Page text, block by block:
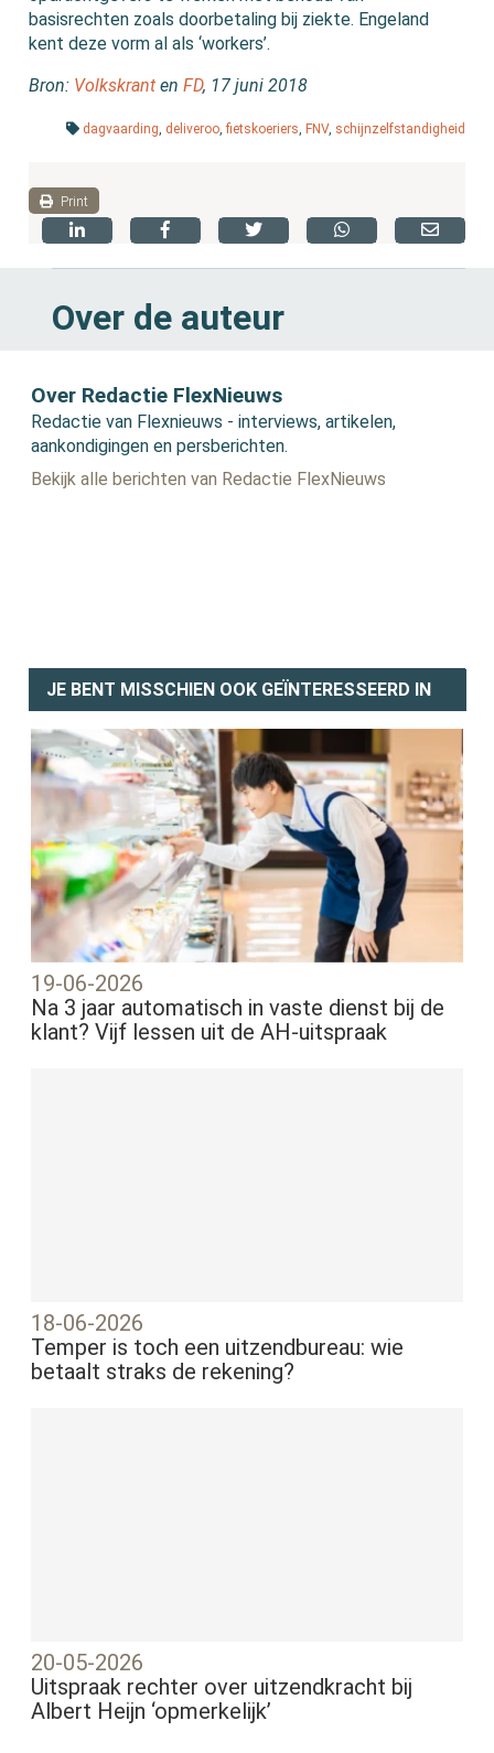
basisrechten zoals doorbetaling bij ziekte. Engeland
kent deze vorm al als ‘workers’.
Bron: Volkskrant enFD, 17 juni 2018
dagvaarding, deliveroo,fietskoeriers, FNV, schijnzelfstandigheid
Print
Over de auteur
Over Redactie FlexNieuws
Redactie van Flexnieuws - interviews, artikelen,
aankondigingen en persberichten.
Bekijk alle berichten van Redactie FlexNieuws
JE BENT MISSCHIEN OOK GEÏNTERESSEERD IN
19-06-2026
Na 3 jaar automatisch in vaste dienst bij de
klant? Vijf lessen uit de AH-uitspraak
18-06-2026
Temper is toch een uitzendbureau: wie
betaalt straks de rekening?
20-05-2026
Uitspraak rechter over uitzendkracht bij
Albert Heijn ‘opmerkelijk’